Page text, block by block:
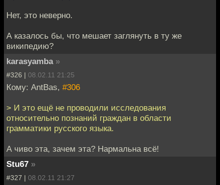
Нет, это неверно.
А казалось бы, что мешает заглянуть в ту же
википедию?
karasyamba »
#326 | 08.02.11 21:25
Кому: AntBas, #306
> И это ещё не проводили исследования
относительно познаний граждан в области
грамматики русского языка.
А чиво эта, зачем эта? Нармальна всё!
Stu67 »
#327 | 08.02.11 21:27